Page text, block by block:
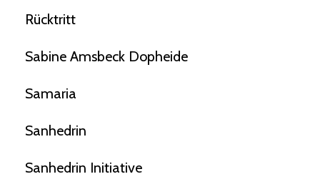
Rücktritt
Sabine Amsbeck Dopheide
Samaria
Sanhedrin
Sanhedrin Initiative